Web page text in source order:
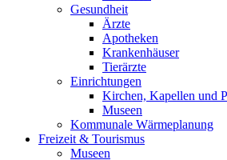
Gesundheit
Ärzte
Apotheken
Krankenhäuser
Tierärzte
Einrichtungen
Kirchen, Kapellen und
Museen
Kommunale Wärmeplanung
Freizeit & Tourismus
Museen